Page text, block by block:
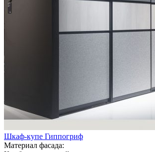
Шкаф-купе Гиппогриф
Материал фасада: